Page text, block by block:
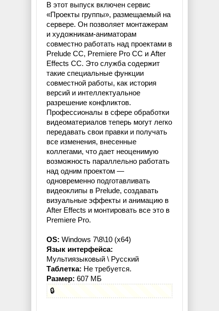
В этот выпуск включен сервис
«Проекты группы», размещаемый на
сервере. Он позволяет монтажерам
и художникам-аниматорам
совместно работать над проектами в
Prelude CC, Premiere Pro CC и After
Effects CC. Это служба содержит
такие специальные функции
совместной работы, как история
версий и интеллектуальное
разрешение конфликтов.
Профессионалы в сфере обработки
видеоматериалов теперь могут легко
передавать свои правки и получать
все изменения, внесенные
коллегами, что дает неоценимую
возможность параллельно работать
над одним проектом —
одновременно подготавливать
видеоклипы в Prelude, создавать
визуальные эффекты и анимацию в
After Effects и монтировать все это в
Premiere Pro.
OS: Windows 7\8\10 (x64)
Язык интерфейса:
Мультиязыковый \ Русский
Таблетка: Не требуется.
Размер: 607 МБ
🔒